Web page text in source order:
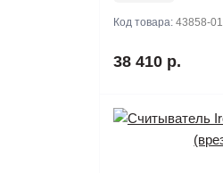
Код товара: 43858-01
38 410 р.